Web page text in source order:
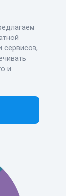
сервисов,
и